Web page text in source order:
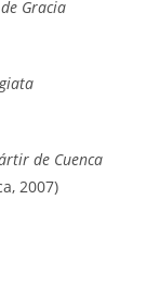
Gracia
de Cuenca
2007)